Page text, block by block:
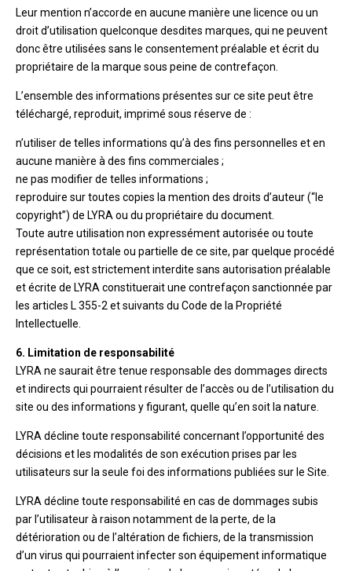
Leur mention n’accorde en aucune manière une licence ou un
droit d’utilisation quelconque desdites marques, qui ne peuvent
donc être utilisées sans le consentement préalable et écrit du
propriétaire de la marque sous peine de contrefaçon.
L’ensemble des informations présentes sur ce site peut être
téléchargé, reproduit, imprimé sous réserve de :
n’utiliser de telles informations qu’à des fins personnelles et en
aucune manière à des fins commerciales ;
ne pas modifier de telles informations ;
reproduire sur toutes copies la mention des droits d’auteur (“le
copyright”) de LYRA ou du propriétaire du document.
Toute autre utilisation non expressément autorisée ou toute
représentation totale ou partielle de ce site, par quelque procédé
que ce soit, est strictement interdite sans autorisation préalable
et écrite de LYRA constituerait une contrefaçon sanctionnée par
les articles L 355-2 et suivants du Code de la Propriété
Intellectuelle.
6. Limitation de responsabilité
LYRA ne saurait être tenue responsable des dommages directs
et indirects qui pourraient résulter de l’accès ou de l’utilisation du
site ou des informations y figurant, quelle qu’en soit la nature.
LYRA décline toute responsabilité concernant l’opportunité des
décisions et les modalités de son exécution prises par les
utilisateurs sur la seule foi des informations publiées sur le Site.
LYRA décline toute responsabilité en cas de dommages subis
par l’utilisateur à raison notamment de la perte, de la
détérioration ou de l’altération de fichiers, de la transmission
d’un virus qui pourraient infecter son équipement informatique